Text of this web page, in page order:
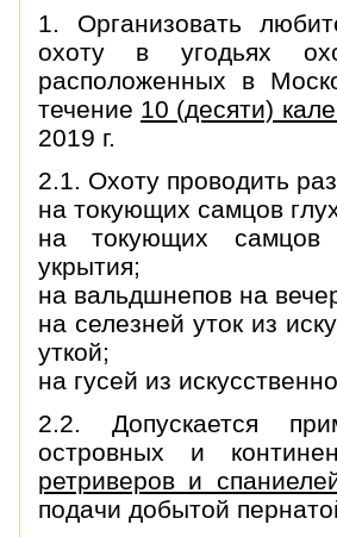
1. Организовать
охоту в угодьях
расположенных в
течение 10 (десяти)
2019 г.
2.1. Охоту проводить
на токующих самцов
на токующих самцов
укрытия;
на вальдшнепов на
на селезней уток из
уткой;
на гусей из
2.2. Допускается
островных и
ретриверов и
подачи добытой